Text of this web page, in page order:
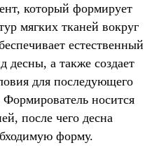
который формирует
мягких тканей вокруг
естественный
десны, а также создает
для последующего
Формирователь носится
после чего десна
форму.